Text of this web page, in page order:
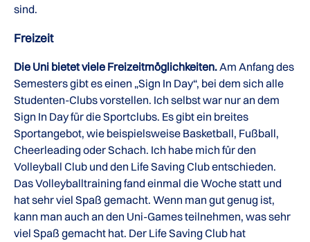
sind.
Freizeit
Die Uni bietet viele Freizeitmöglichkeiten.Am Anfang des
Semesters gibt es einen „Sign In Day“, bei dem sich alle
Studenten-Clubs vorstellen. Ich selbst war nur an dem
Sign In Day für die Sportclubs. Es gibt ein breites
Sportangebot, wie beispielsweise Basketball, Fußball,
Cheerleading oder Schach. Ich habe mich für den
Volleyball Club und den Life Saving Club entschieden.
Das Volleyballtraining fand einmal die Woche statt und
hat sehr viel Spaß gemacht. Wenn man gut genug ist,
kann man auch an den Uni-Games teilnehmen, was sehr
viel Spaß gemacht hat. Der Life Saving Club hat